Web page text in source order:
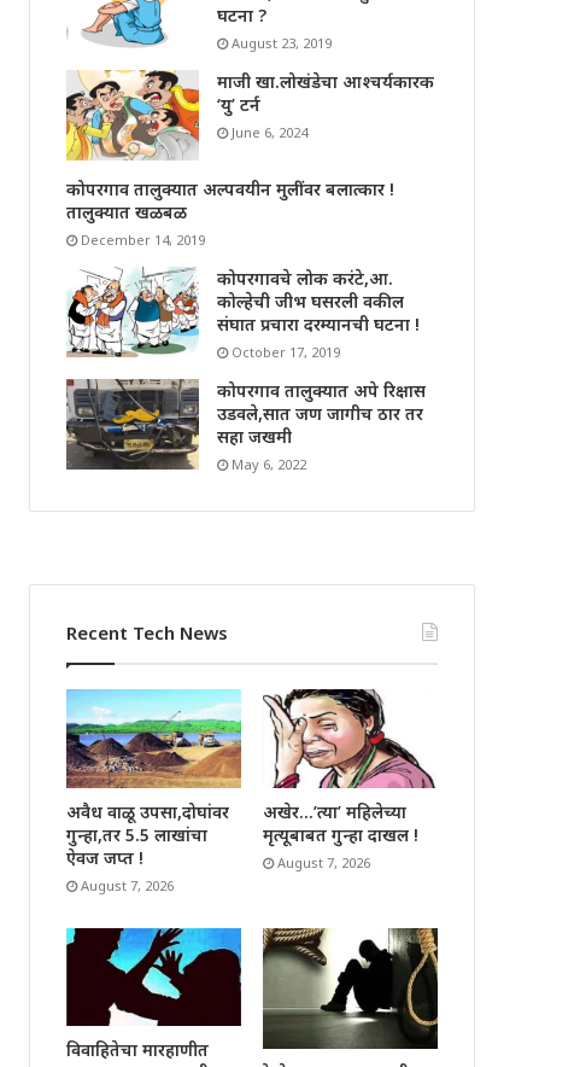
घटना ?
August 23, 2019
माजी खा.लोखंडेचा आश्चर्यकारक
‘यु’ टर्न
June 6, 2024
कोपरगाव तालुक्यात अल्पवयीन मुलींवर बलात्कार !
तालुक्यात खळबळ
December 14, 2019
कोपरगावचे लोक करंटे,आ.
कोल्हेची जीभ घसरली वकील
संघात प्रचारा दरम्यानची घटना !
October 17, 2019
कोपरगाव तालुक्यात अपे रिक्षास
उडवले,सात जण जागीच ठार तर
सहा जखमी
May 6, 2022
Recent Tech News
अवैध वाळू उपसा,दोघांवर
गुन्हा,तर 5.5 लाखांचा
ऐवज जप्त !
August 7, 2026
अखेर…’त्या’ महिलेच्या
मृत्यूबाबत गुन्हा दाखल !
August 7, 2026
विवाहितेचा मारहाणीत